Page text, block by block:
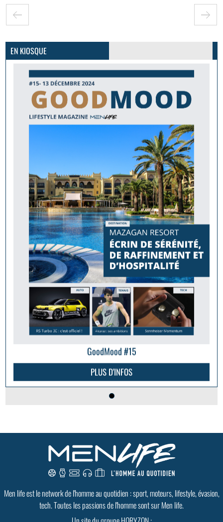
EN KIOSQUE PLUS D'INFOS
GoodMood #15
PLUS D'INFOS
Men life est le network de l'homme au quotidien : sport, moteurs, lifestyle, évasion,
tech. Toutes les passions de l'homme sont sur Men life.